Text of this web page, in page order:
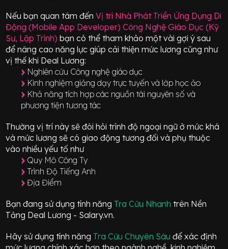
Nếu bạn quan tâm đến Vị trí Nhà Phát Triển Ứng Dụng Di
Động (Mobile App Developer) Công Nghệ Giáo Dục (Kỹ
Sư, Lập Trình) bạn có thể tham khảo một vài gợi ý sau
để nâng cao năng lực giúp cải thiện mức lương cũng như
vị thế khi Deal Lương:
Nghiên cứu Công nghệ giáo dục
Kinh nghiệm giảng dạy trực tuyến và lớp học ảo
Khả năng tích hợp các nguồn tài nguyên số và
phương tiện tương tác
Thường vị trí này sẽ đòi hỏi trình độ ngoại ngữ ở mứckhá
và mức lương sẽ có giao động tương đối và phụ thuộc
vào nhiều yếu tố như
Quy Mô Công Ty
Trình Độ Tiếng Anh
Địa Điểm
Bạn đang sử dụng tính năng Tra Cứu Nhanh trên Nền
Tảng Deal Lương - Salary.vn.
Hãy sử dụng tính năng Tra Cứu Chuyên Sâuđể xác định